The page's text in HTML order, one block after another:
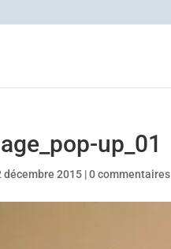
up_01
décembre 2015 |0 commentaires